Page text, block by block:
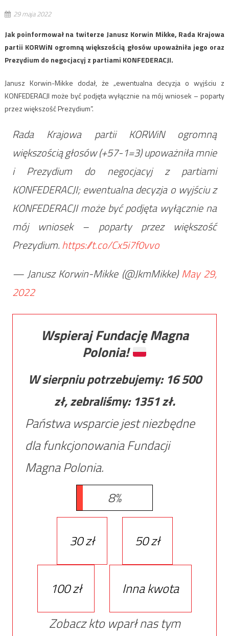
29 maja 2022
Jak poinformował na twiterze Janusz Korwin Mikke, Rada Krajowa
partii KORWiN ogromną większością głosów upoważniła jego oraz
Prezydium do negocjacyj z partiami KONFEDERACJI.
Janusz Korwin-Mikke dodał, że „ewentualna decyzja o wyjściu z
KONFEDERACJI może być podjęta wyłącznie na mój wniosek – poparty
przez większość Prezydium”.
Rada Krajowa partii KORWiN ogromną
większością głosów (+57-1=3) upoważniła mnie
i Prezydium do negocjacyj z partiami
KONFEDERACJI; ewentualna decyzja o wyjściu z
KONFEDERACJI może być podjęta wyłącznie na
mój wniosek – poparty przez większość
Prezydium.https://t.co/Cx5i7f0vvo
— Janusz Korwin-Mikke (@JkmMikke)May 29,
2022
Wspieraj Fundację Magna
Polonia!
W sierpniu potrzebujemy: 16 500
zł, zebraliśmy: 1351zł.
Państwa wsparcie jest niezbędne
dla funkcjonowania Fundacji
Magna Polonia.
8%
30 zł 50 zł
100 zł
Inna kwota
Zobacz kto wparł nas tym